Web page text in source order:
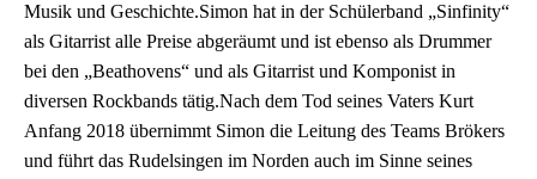
Musik und Geschichte.Simon hat in der Schülerband „Sinfinity“
als Gitarrist alle Preise abgeräumt und ist ebenso als Drummer
bei den „Beathovens“ und als Gitarrist und Komponist in
diversen Rockbands tätig.Nach dem Tod seines Vaters Kurt
Anfang 2018 übernimmt Simon die Leitung des Teams Brökers
und führt das Rudelsingen im Norden auch im Sinne seines